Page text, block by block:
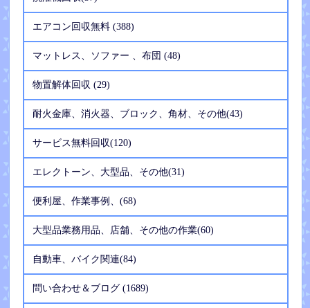
エアコン回収無料 (388)
マットレス、ソファー 、布団 (48)
物置解体回収 (29)
耐火金庫、消火器、ブロック、角材、その他(43)
サービス無料回収(120)
エレクトーン、大型品、その他(31)
便利屋、作業事例、(68)
大型品業務用品、店舗、その他の作業(60)
自動車、バイク関連(84)
問い合わせ＆ブログ (1689)